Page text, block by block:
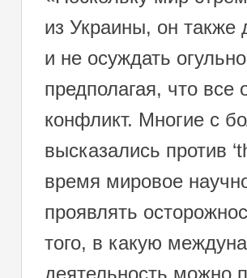
из Украины, он также
и не осуждать
предполагая, что все
конфликт. Многие с
высказались против
время мировое
проявлять
того, в какую
деятельность можно